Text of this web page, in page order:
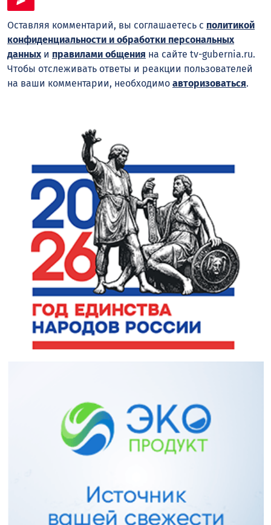
Оставляя комментарий, вы соглашаетесь с политикой
конфиденциальности и обработки персональных
данныхи правилами общения на сайте tv-gubernia.ru.
Чтобы отслеживать ответы и реакции пользователей
на ваши комментарии, необходимо авторизоваться.